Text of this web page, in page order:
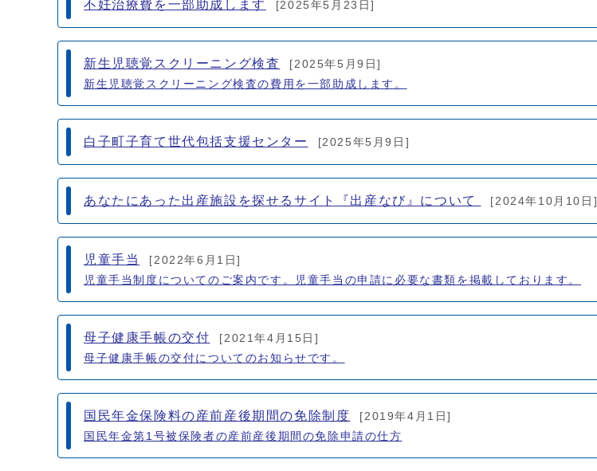
不妊治療費を一部助成します [2025年5月23日]
新生児聴覚スクリーニング検査
[2025年5月9日]
新生児聴覚スクリーニング検査の費用を一部助成します。
白子町子育て世代包括支援センター [2025年5月9日]
あなたにあった出産施設を探せるサイト『出産なび』について [2024年10月10日]
児童手当
[2022年6月1日]
児童手当制度についてのご案内です。児童手当の申請に必要な書類を掲載しております。
母子健康手帳の交付
[2021年4月15日]
母子健康手帳の交付についてのお知らせです。
国民年金保険料の産前産後期間の免除制度
[2019年4月1日]
国民年金第1号被保険者の産前産後期間の免除申請の仕方